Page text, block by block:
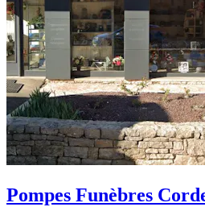
Pompes Funèbres